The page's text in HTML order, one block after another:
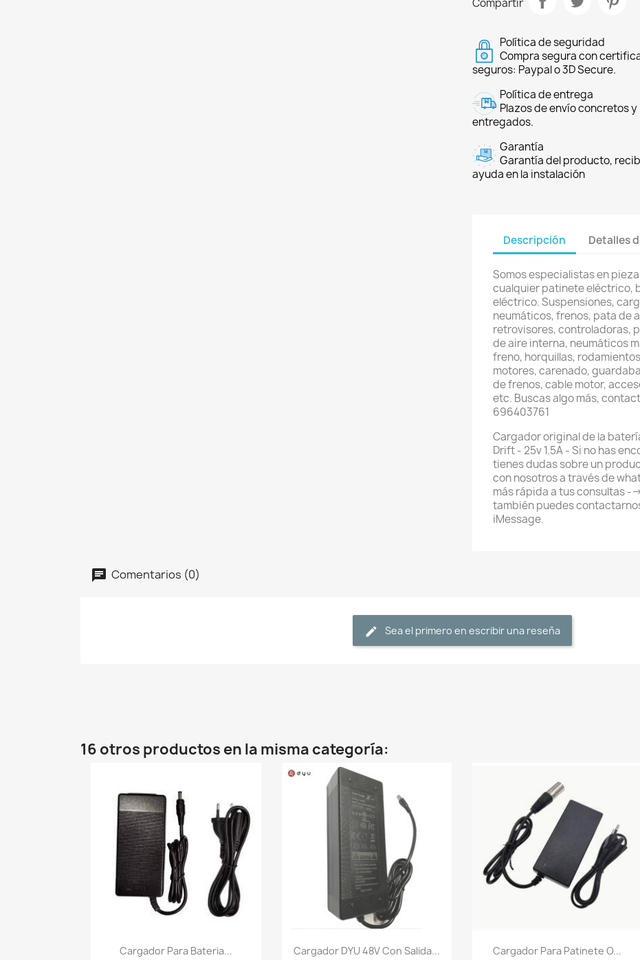
Política de seguridad
Compra segura con
seguros: Paypal o 3D Secure.
Política de entrega
Plazos de envío concretos
entregados.
Garantía
Garantía del producto,
ayuda en la instalación
Descripción Detalles
Somos especialistas en
cualquier patinete eléctrico,
eléctrico. Suspensiones,
neumáticos, frenos, pata de
retrovisores, controladoras,
de aire interna, neumáticos
freno, horquillas,
motores, carenado,
de frenos, cable motor,
etc. Buscas algo más,
696403761
Cargador original de la
Drift - 25v 1.5A - Si no has
tienes dudas sobre un
con nosotros a través de
más rápida a tus consultas
también puedes
iMessage.
Comentarios (0)
Sea el primero en escribir una reseña
16 otros productos en la misma categoría:
Vista rápida
Cargador Para Bateria... Vista rápida
Cargador DYU 48V Con Salida... Vista rápida
Cargador Para Patinete O...